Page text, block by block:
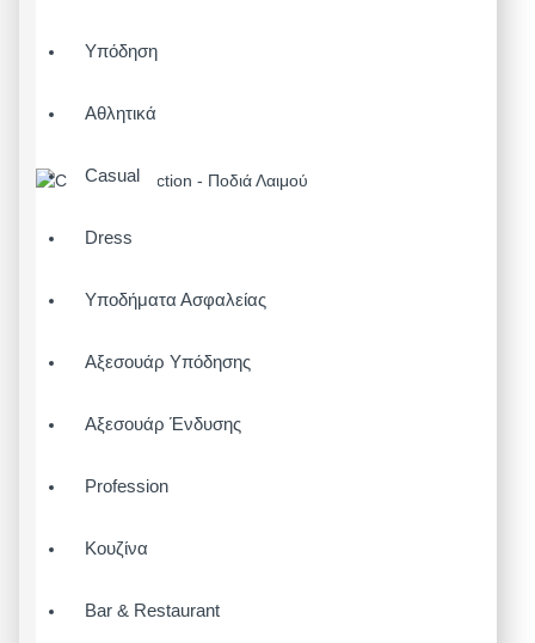
Υπόδηση
Αθλητικά
Casual
Dress
Υποδήματα Ασφαλείας
Αξεσουάρ Υπόδησης
Αξεσουάρ Ένδυσης
Profession
Κουζίνα
Bar & Restaurant